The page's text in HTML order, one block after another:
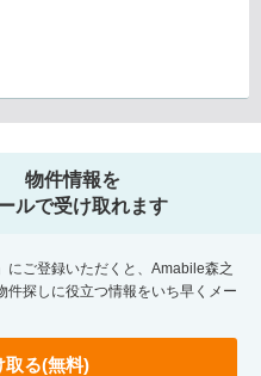
物件情報を
ルで受け取れます
にご登録いただくと、Amabile森之
探しに役立つ情報をいち早くメー
取る(無料)